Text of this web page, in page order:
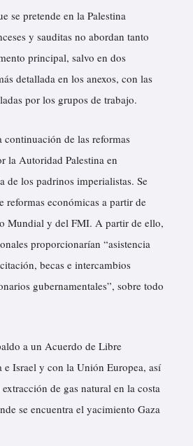
se pretende en la Palestina
y sauditas no abordan tanto
principal, salvo en dos
detallada en los anexos, con las
por los grupos de trabajo.
de las reformas
la Autoridad Palestina en
de los padrinos imperialistas. Se
reformas económicas a partir de
Mundial y del FMI. A partir de ello,
proporcionarían “asistencia
becas e intercambios
gubernamentales”, sobre todo
a un Acuerdo de Libre
e Israel y con la Unión Europea, así
de gas natural en la costa
se encuentra el yacimiento Gaza